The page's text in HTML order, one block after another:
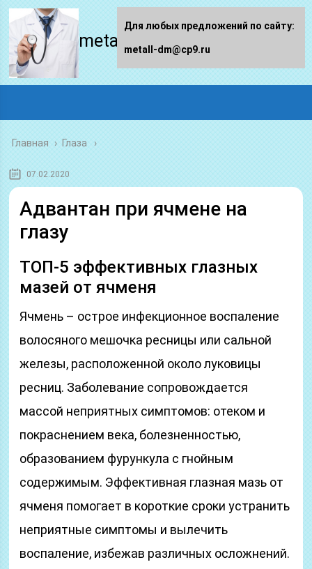
metall-dm.ru
Главная › Глаза
07.02.2020
Адвантан при ячмене на
глазу
ТОП-5 эффективных глазных
мазей от ячменя
Ячмень – острое инфекционное воспаление
волосяного мешочка ресницы или сальной
железы, расположенной около луковицы
ресниц. Заболевание сопровождается
массой неприятных симптомов: отеком и
покраснением века, болезненностью,
образованием фурункула с гнойным
содержимым. Эффективная глазная мазь от
ячменя помогает в короткие сроки устранить
неприятные симптомы и вылечить
воспаление, избежав различных осложнений.
Для любых предложений по сайту:
metall-dm@cp9.ru